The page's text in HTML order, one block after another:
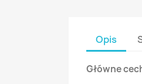
Opis
Główne